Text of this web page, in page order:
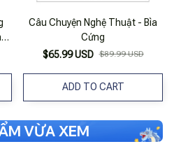
Câu Chuyện Nghệ Thuật - Bìa
Cứng
$65.99 USD $89.99 USD
ADD TO CART
VỪA XEM